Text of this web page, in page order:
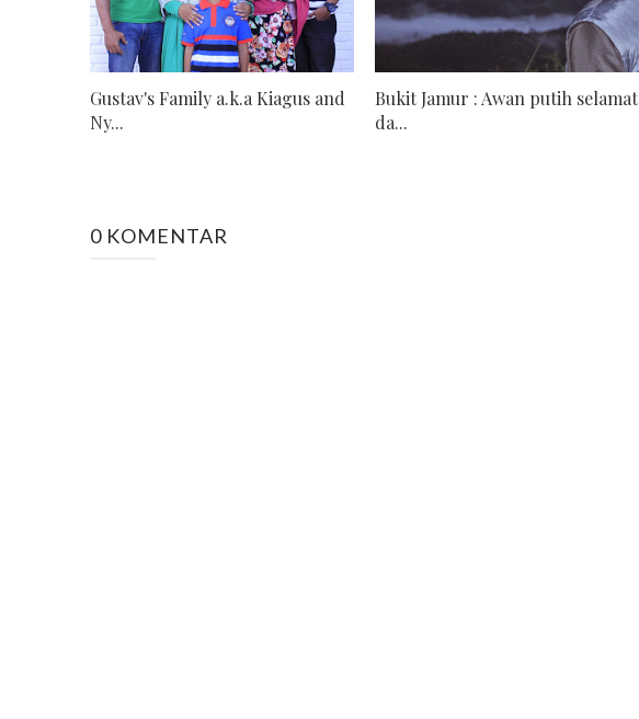
Gustav's Family a.k.a Kiagus and
Ny...
Bukit Jamur : Awan putih selamat
da...
0 KOMENTAR